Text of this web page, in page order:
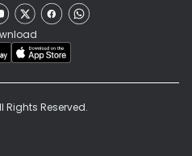
Rights Reserved.